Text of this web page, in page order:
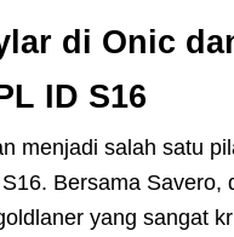
di Onic
ID S16
menjadi salah satu
Bersama Savero,
yang sangat